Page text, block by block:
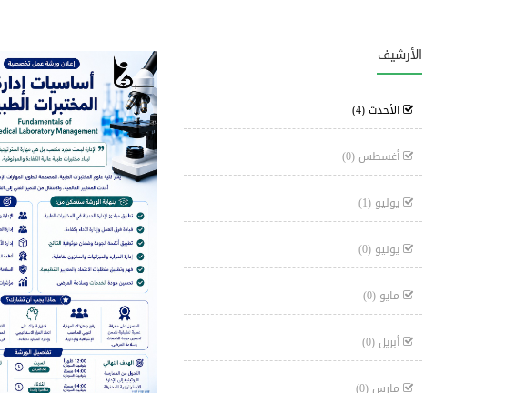
الأرشيف
الأحدث(4)
أغسطس (0)
يوليو (1)
يونيو (0)
مايو (0)
أبريل (0)
مارس (0)